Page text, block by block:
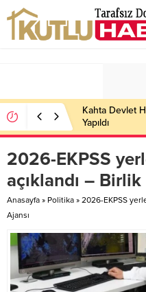
Kahta Devlet
Yapıldı
2026-EKPSS
açıklandı –
Anasayfa » Politika » 2026-EKPSS
Ajansı